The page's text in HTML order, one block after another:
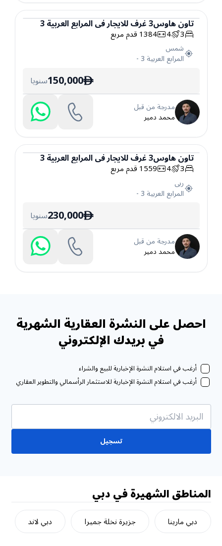
تاون هاوس
تاون هاوس3غرفللايجارفيالمرابع العربية 3
3
4
1384قدم مربع
شمس
المرابع العربية 3 -
ê
150,000سنويا
مدرجة من قبل
محمد دمير
تاون هاوس
تاون هاوس3غرفللايجارفيالمرابع العربية 3
3
4
1559قدم مربع
ربى
المرابع العربية 3 -
ê
230,000سنويا
مدرجة من قبل
محمد دمير
احصل على النشرة العقارية الشهرية
في بريدك الإلكتروني
أرغب في استلام النشرة الإخبارية للبيع والشراء
أرغب في استلام النشرة الإخبارية للاستثمار الرأسمالي والتطوير العقاري
تسجيل
المناطق الشهيرة في دبي
دبي مارينا جزيرة نخلة جميرا دبي لاند